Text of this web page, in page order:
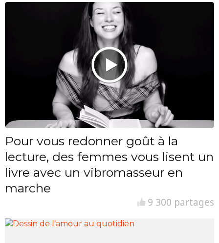
Pour vous redonner goût à la
lecture, des femmes vous lisent un
livre avec un vibromasseur en
marche
9 300 partages